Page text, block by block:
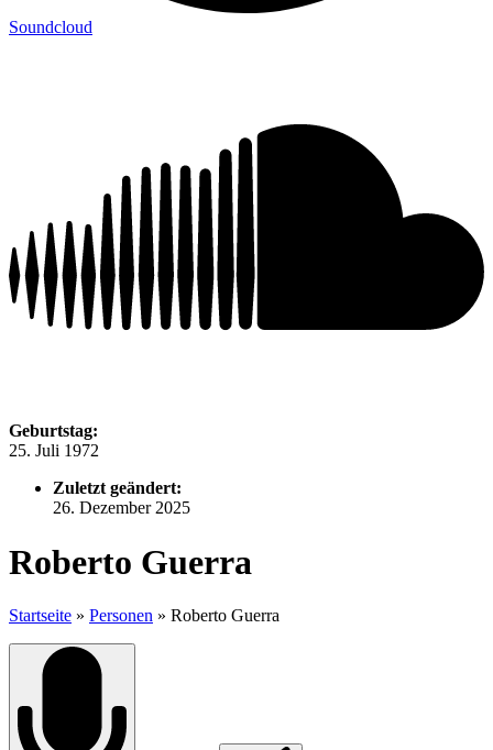
Soundcloud
Geburtstag:
25. Juli 1972
Zuletzt geändert:
26. Dezember 2025
Roberto Guerra
Startseite » Personen » Roberto Guerra